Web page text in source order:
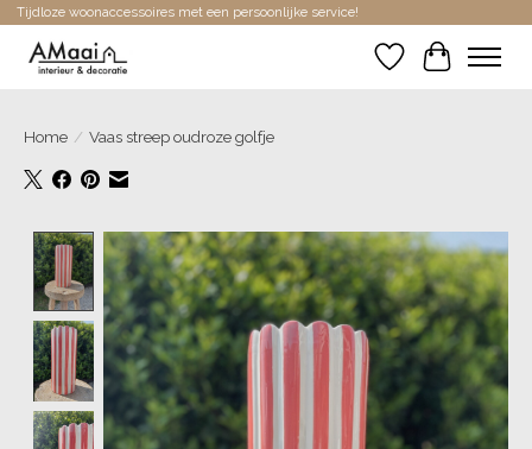
Tijdloze woonaccessoires met een persoonlijke service!
Verlanglijst
Home / Vaas streep oudroze golfje
Product image slideshow Items